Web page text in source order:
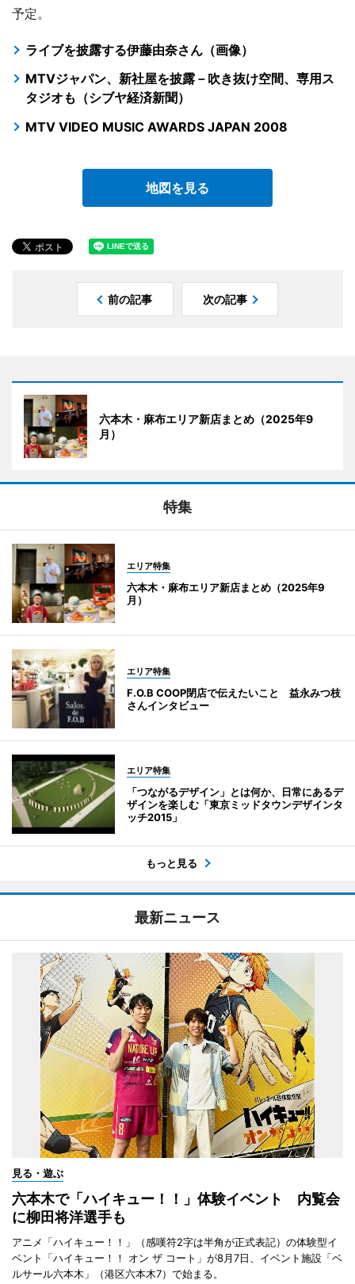
予定。
ライブを披露する伊藤由奈さん（画像）
MTVジャパン、新社屋を披露－吹き抜け空間、専用ス
タジオも（シブヤ経済新聞）
MTV VIDEO MUSIC AWARDS JAPAN 2008
地図を見る
前の記事 次の記事
六本木・麻布エリア新店まとめ（2025年9
月）
特集
エリア特集
六本木・麻布エリア新店まとめ（2025年9
月）
エリア特集
F.O.B COOP閉店で伝えたいこと 益永みつ枝
さんインタビュー
エリア特集
「つながるデザイン」とは何か、日常にあるデ
ザインを楽しむ「東京ミッドタウンデザインタ
ッチ2015」
もっと見る
最新ニュース
見る・遊ぶ
六本木で「ハイキュー！！」体験イベント 内覧会
に柳田将洋選手も
アニメ「ハイキュー！！」（感嘆符2字は半角が正式表記）の体験型イ
ベント「ハイキュー！！ オン ザ コート」が8月7日、イベント施設「ベ
ルサール六本木」（港区六本木7）で始まる。